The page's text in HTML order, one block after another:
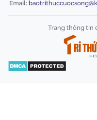
Email:
Trang thông tin